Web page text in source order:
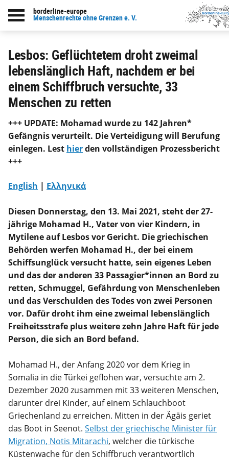
borderline-europe
Menschenrechte ohne Grenzen e. V.
zur Übersicht: Unsere Arbeit
Lesbos: Geflüchtetem droht zweimal
lebenslänglich Haft, nachdem er bei
einem Schiffbruch versuchte, 33
Menschen zu retten
+++ UPDATE: Mohamad wurde zu 142 Jahren*
Gefängnis verurteilt. Die Verteidigung will Berufung
einlegen. Lest hierden vollständigen Prozessbericht
+++
English | Ελληνικά
Diesen Donnerstag, den 13. Mai 2021, steht der 27-
jährige Mohamad H., Vater von vier Kindern, in
Mytilene auf Lesbos vor Gericht. Die griechischen
Behörden werfen Mohamad H., der bei einem
Schiffsunglück versucht hatte, sein eigenes Leben
und das der anderen 33 Passagier*innen an Bord zu
retten, Schmuggel, Gefährdung von Menschenleben
und das Verschulden des Todes von zwei Personen
vor. Dafür droht ihm eine zweimal lebenslänglich
Freiheitsstrafe plus weitere zehn Jahre Haft für jede
Person, die sich an Bord befand.
Mohamad H., der Anfang 2020 vor dem Krieg in
Somalia in die Türkei geflohen war, versuchte am 2.
Dezember 2020 zusammen mit 33 weiteren Menschen,
darunter drei Kinder, auf einem Schlauchboot
Griechenland zu erreichen. Mitten in der Ägäis geriet
das Boot in Seenot. Selbst der griechische Minister für
Migration, Notis Mitarachi, welcher die türkische
Küstenwache für den Schiffbruch verantwortlich